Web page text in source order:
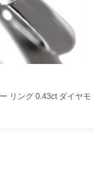
リング 0.43ct ダイヤモ